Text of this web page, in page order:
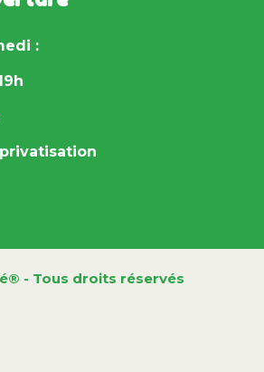
:
- Tous droits réservés